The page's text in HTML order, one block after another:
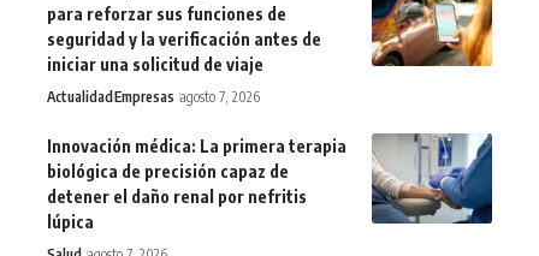
para reforzar sus funciones de
seguridad y la verificación antes de
iniciar una solicitud de viaje
ActualidadEmpresas agosto 7, 2026
Innovación médica: La primera terapia
biológica de precisión capaz de
detener el daño renal por nefritis
lúpica